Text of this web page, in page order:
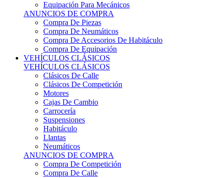
Llantas
Neumáticos
ANUNCIOS DE COMPRA
Compra De Competición
Compra De Calle
Compra De Piezas
KARTING
KARTING
Karts Completos Alevín
Karts Completos Cadete
Karts Completos Junior
Karts Completos Senior
Superkart
Karts Completos Hobbye
Remolques
PIEZAS Y EQUIPACIONES
Mecanica
Chasis Y Repuestos
Frenos
Llantas